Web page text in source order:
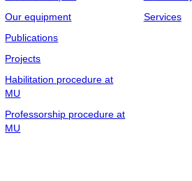
Our equipment
Publications
Projects
Habilitation procedure at
MU
Professorship procedure at
MU
Services